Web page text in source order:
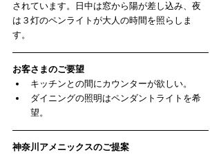
されています。日中は窓から陽が差し込み、夜
は３灯のペンライトが大人の時間を照らしま
す。
お客さまのご要望
キッチンとの間にカウンターが欲しい。
ダイニングの照明はペンダントライトを希
望。
神奈川アメニックスのご提案